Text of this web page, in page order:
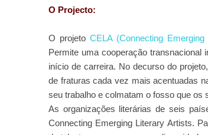
O Projecto:
O projeto CELA (Connecting
Permite umacooperação transnacional
início de carreira. No decurso do
de fraturas cada vez mais acentuadas
seu trabalho e colmatam o fosso que os
As organizações literárias de seis
Connecting Emerging Literary Artists.